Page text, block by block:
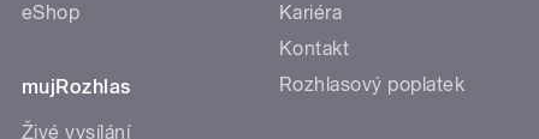
eShop
mujRozhlas
Živé vysílání
Kariéra
Kontakt
Rozhlasový poplatek